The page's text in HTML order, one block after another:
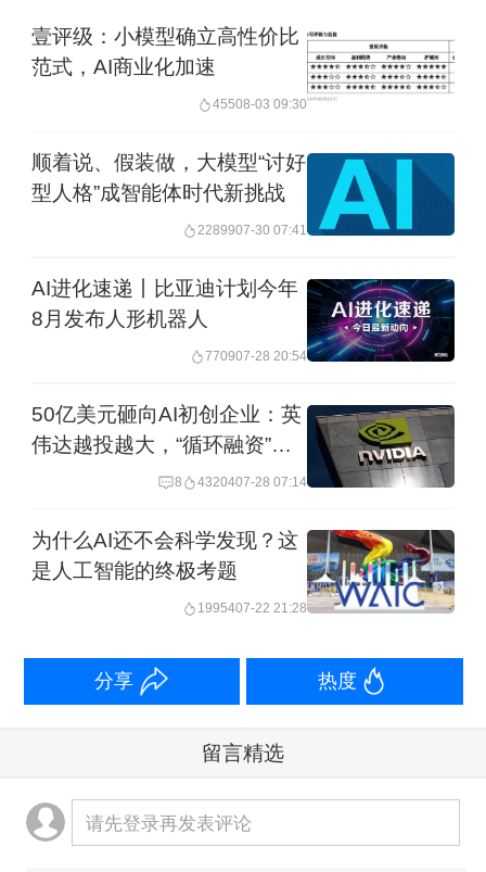
壹评级：小模型确立高性价比
范式，AI商业化加速
45508-03 09:30
顺着说、假装做，大模型“讨好
型人格”成智能体时代新挑战
2289907-30 07:41
AI进化速递丨比亚迪计划今年
8月发布人形机器人
770907-28 20:54
50亿美元砸向AI初创企业：英
伟达越投越大，“循环融资”疑
8 4320407-28 07:14
为什么AI还不会科学发现？这
是人工智能的终极考题
1995407-22 21:28
分享 热度
留言精选
请先登录再发表评论